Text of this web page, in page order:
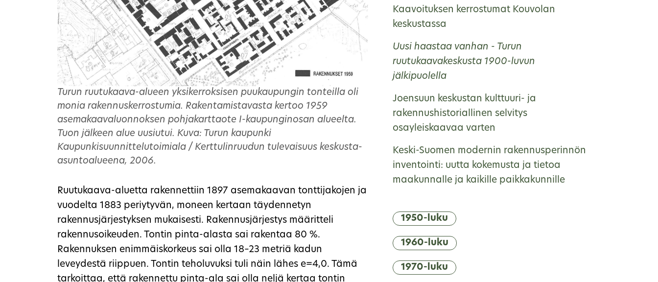
Turun ruutukaava-alueen yksikerroksisen puukaupungin tonteilla oli
monia rakennuskerrostumia. Rakentamistavasta kertoo 1959
asemakaavaluonnoksen pohjakarttaote I-kaupunginosan alueelta.
Tuon jälkeen alue uusiutui. Kuva: Turun kaupunki
Kaupunkisuunnittelutoimiala / Kerttulinruudun tulevaisuus keskusta-
asuntoalueena, 2006.
Ruutukaava-aluetta rakennettiin 1897 asemakaavan tonttijakojen ja
vuodelta 1883 periytyvän, moneen kertaan täydennetyn
rakennusjärjestyksen mukaisesti. Rakennusjärjestys määritteli
rakennusoikeuden. Tontin pinta-alasta sai rakentaa 80 %.
Rakennuksen enimmäiskorkeus sai olla 18–23 metriä kadun
leveydestä riippuen. Tontin teholuvuksi tuli näin lähes e=4,0. Tämä
tarkoittaa, että rakennettu pinta-ala sai olla neljä kertaa tontin
Kaavoituksen kerrostumat Kouvolan
keskustassa
Uusi haastaa vanhan - Turun
ruutukaavakeskusta 1900-luvun
jälkipuolella
Joensuun keskustan kulttuuri- ja
rakennushistoriallinen selvitys
osayleiskaavaa varten
Keski-Suomen modernin rakennusperinnön
inventointi: uutta kokemusta ja tietoa
maakunnalle ja kaikille paikkakunnille
1950-luku
1960-luku
1970-luku